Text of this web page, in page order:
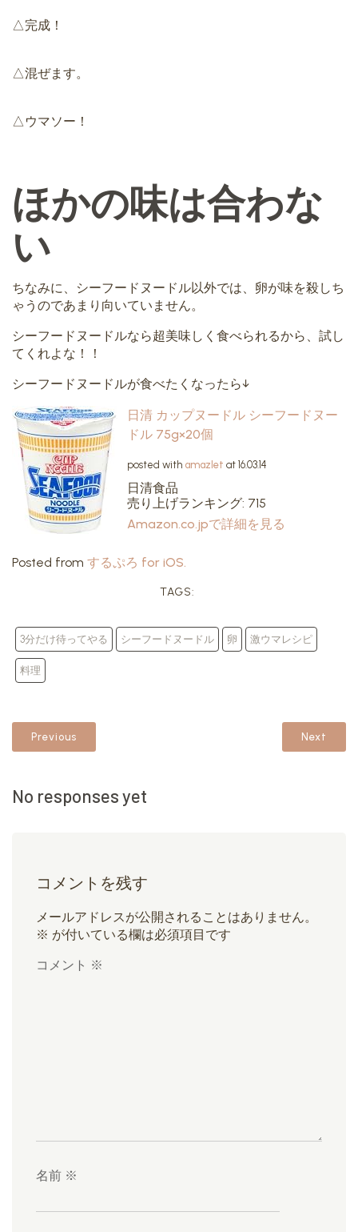
△完成！
△混ぜます。
△ウマソー！
ほかの味は合わな
い
ちなみに、シーフードヌードル以外では、卵が味を殺しち
ゃうのであまり向いていません。
シーフードヌードルなら超美味しく食べられるから、試し
てくれよな！！
シーフードヌードルが食べたくなったら↓
日清 カップヌードル シーフードヌー
ドル 75g×20個
posted with amazlet at 16.03.14
日清食品
売り上げランキング: 715
Amazon.co.jpで詳細を見る
Posted from するぷろ for iOS.
TAGS:
3分だけ待ってやる シーフードヌードル 卵 激ウマレシピ
料理
Previous Next
No responses yet
コメントを残す
メールアドレスが公開されることはありません。
※ が付いている欄は必須項目です
コメント ※
名前 ※